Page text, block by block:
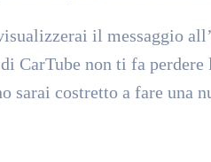
il messaggio
CarTube non ti fa
sarai costretto a fare una